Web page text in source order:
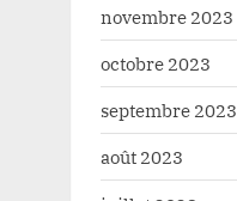
novembre 2023
octobre 2023
septembre 2023
août 2023